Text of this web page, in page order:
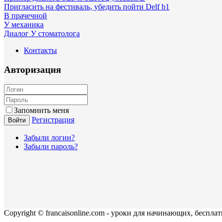
Пригласить на фестиваль, убедить пойти Delf b1
В прачечной
У механика
Диалог У стоматолога
Контакты
Авторизация
Запомнить меня
Войти Регистрация
Забыли логин?
Забыли пароль?
Copyright © francaisonline.com - уроки для начинающих,